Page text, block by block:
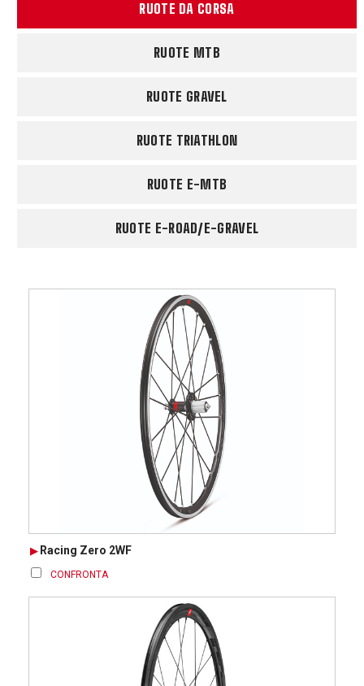
RUOTE DA CORSA
RUOTE MTB
RUOTE GRAVEL
RUOTE TRIATHLON
RUOTE E-MTB
RUOTE E-ROAD/E-GRAVEL
Racing Zero 2WF
CONFRONTA